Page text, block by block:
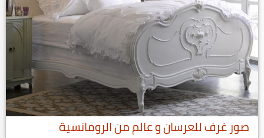
صور غرف للعرسان و عالم من الرومانسية